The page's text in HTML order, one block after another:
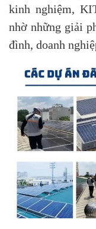
kinh nghiệm,
nhờ những giải
đình, doanh